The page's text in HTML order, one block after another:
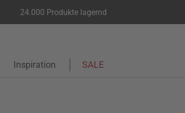
24.000 Produkte lagernd
Inspiration SALE